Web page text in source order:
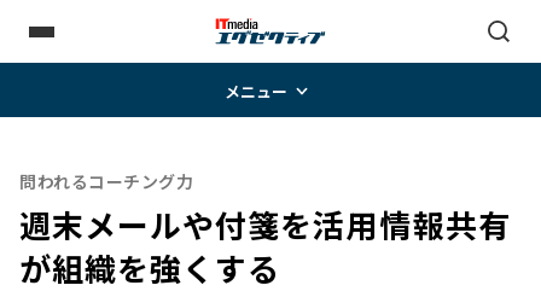
メニュー
問われるコーチング力
週末メールや付箋を活用――情報共有
が組織を強くする